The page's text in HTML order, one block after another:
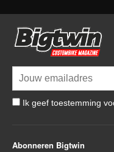
Ik geef toestemming
Abonneren Bigtwin